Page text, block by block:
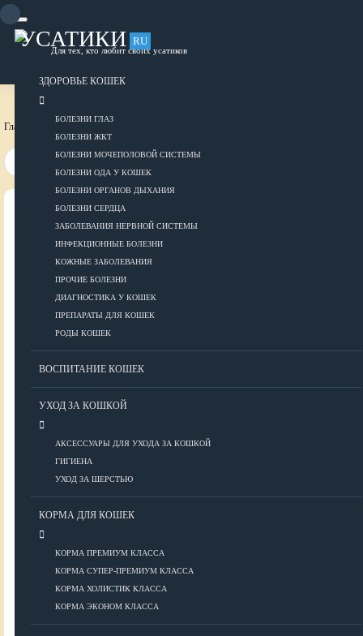
Skip
to
contentУСАТИКИ RU
Для тех, кто любит своих усатиков
РАЗМЕСТИТЬ ОБЪЯВЛЕНИЕ
ЗДОРОВЬЕ КОШЕК
БОЛЕЗНИ ГЛАЗ
БОЛЕЗНИ ЖКТ
БОЛЕЗНИ МОЧЕПОЛОВОЙ СИСТЕМЫ
БОЛЕЗНИ ОДА У КОШЕК
БОЛЕЗНИ ОРГАНОВ ДЫХАНИЯ
БОЛЕЗНИ СЕРДЦА
ЗАБОЛЕВАНИЯ НЕРВНОЙ СИСТЕМЫ
ИНФЕКЦИОННЫЕ БОЛЕЗНИ
КОЖНЫЕ ЗАБОЛЕВАНИЯ
ПРОЧИЕ БОЛЕЗНИ
ДИАГНОСТИКА У КОШЕК
ПРЕПАРАТЫ ДЛЯ КОШЕК
РОДЫ КОШЕК
ВОСПИТАНИЕ КОШЕК
УХОД ЗА КОШКОЙ
АКСЕССУАРЫ ДЛЯ УХОДА ЗА КОШКОЙ
ГИГИЕНА
УХОД ЗА ШЕРСТЬЮ
КОРМА ДЛЯ КОШЕК
КОРМА ПРЕМИУМ КЛАССА
КОРМА СУПЕР-ПРЕМИУМ КЛАССА
КОРМА ХОЛИСТИК КЛАССА
КОРМА ЭКОНОМ КЛАССА
ОБЪЯВЛЕНИЯ
Главная страница
ВСЕ О КОШКАХ
Болезни глаз
Болезни ЖКТ
Кожные заболевания
Диагностика у кошек
Препараты для кошек
Роды кошек